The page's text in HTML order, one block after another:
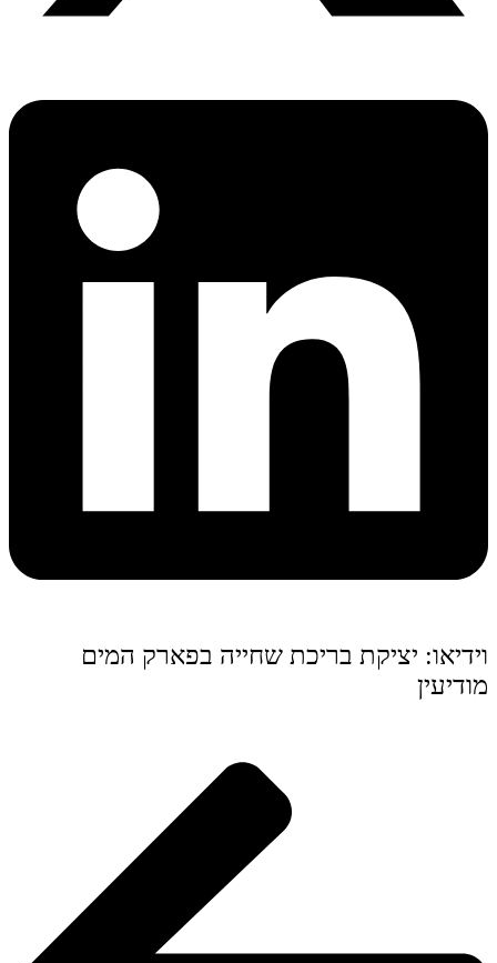
וידיאו: יציקת בריכת שחייה בפארק המים
מודיעין